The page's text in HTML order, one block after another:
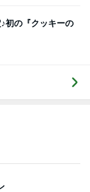
初の『クッキーの